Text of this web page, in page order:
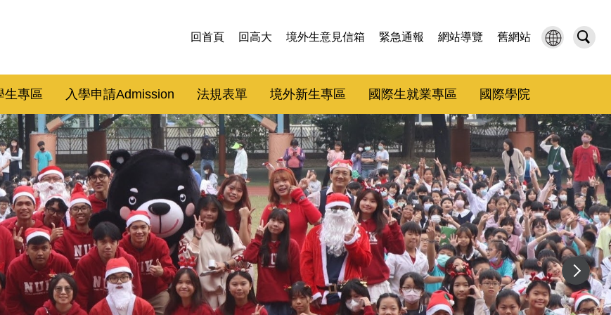
回首頁 回高大 境外生意見信箱 緊急通報 網站導覽 舊網站
生專區 入學申請Admission 法規表單 境外新生專區 國際生就業專區 國際學院